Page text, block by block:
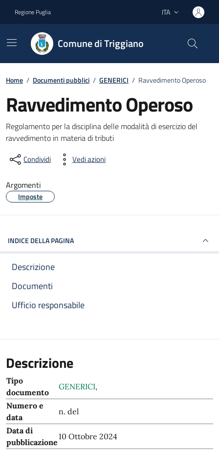
Regione Puglia Lingua attiva:
ITA
Comune di Triggiano
Home / Documenti pubblici / GENERICI / Ravvedimento Operoso
Ravvedimento Operoso
Dettagli del documento
Regolamento per la disciplina delle modalità di esercizio del
ravvedimento in materia di tributi
Condividi Vedi azioni
Argomenti
Imposte
INDICE DELLA PAGINA
Descrizione
Documenti
Ufficio responsabile
Descrizione
Tipo
documento
GENERICI,
Numero e
data
n. del
Data di
pubblicazione
10 Ottobre 2024